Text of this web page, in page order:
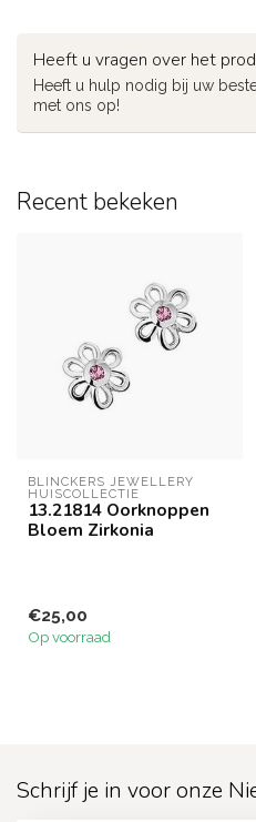
Heeft u vragen over het
Heeft u hulp nodig bij uw
met ons op!
Recent bekeken
BLINCKERS JEWELLERY
HUISCOLLECTIE
13.21814 Oorknoppen
Bloem Zirkonia
€25,00
Op voorraad
Schrijf je in voor onze